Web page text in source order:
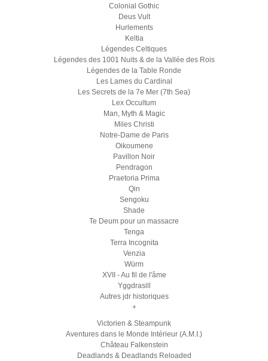
Colonial Gothic
Deus Vult
Hurlements
Keltia
Légendes Celtiques
Légendes des 1001 Nuits & de la Vallée des Rois
Légendes de la Table Ronde
Les Lames du Cardinal
Les Secrets de la 7e Mer (7th Sea)
Lex Occultum
Man, Myth & Magic
Miles Christi
Notre-Dame de Paris
Oikoumene
Pavillon Noir
Pendragon
Praetoria Prima
Qin
Sengoku
Shade
Te Deum pour un massacre
Tenga
Terra Incognita
Venzia
Würm
XVII - Au fil de l'âme
Yggdrasill
Autres jdr historiques
+
Victorien & Steampunk
Aventures dans le Monde Intérieur (A.M.I.)
Château Falkenstein
Deadlands & Deadlands Reloaded